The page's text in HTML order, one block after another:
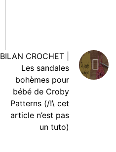
BILAN CROCHET |
Les sandales
bohèmes pour
bébé de Croby
Patterns (/!\ cet
article n’est pas
un tuto)